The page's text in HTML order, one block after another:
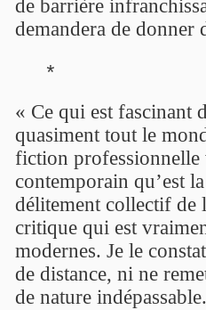
de barrière
demandera de donner
*
« Ce qui est fascinant
quasiment tout le
fiction professionnelle
contemporain qu’est
délitement collectif de
critique qui est
modernes. Je le
de distance, ni ne
de nature indépassable.